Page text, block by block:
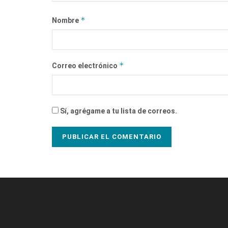
Nombre *
Correo electrónico *
Sí, agrégame a tu lista de correos.